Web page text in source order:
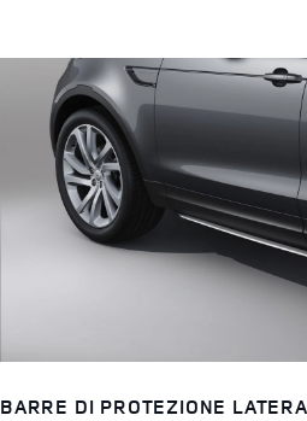
BARRE DI PROTEZIONE